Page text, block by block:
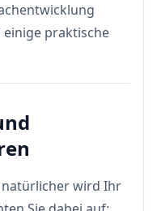
praktische
natürlicher wird Ihr